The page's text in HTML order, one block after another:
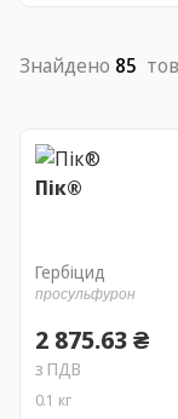
Знайдено 85
Пік®
Гербіцид
просульфурон
2 875.63 ₴
з ПДВ
0.1 кг